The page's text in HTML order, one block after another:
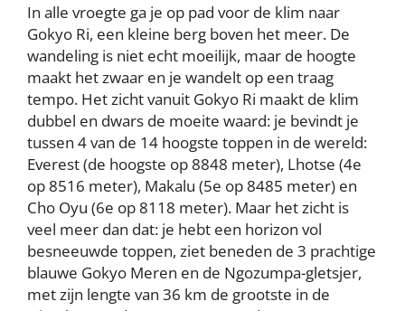
In alle vroegte ga je op pad voor de klim naar
Gokyo Ri, een kleine berg boven het meer. De
wandeling is niet echt moeilijk, maar de hoogte
maakt het zwaar en je wandelt op een traag
tempo. Het zicht vanuit Gokyo Ri maakt de klim
dubbel en dwars de moeite waard: je bevindt je
tussen 4 van de 14 hoogste toppen in de wereld:
Everest (de hoogste op 8848 meter), Lhotse (4e
op 8516 meter), Makalu (5e op 8485 meter) en
Cho Oyu (6e op 8118 meter). Maar het zicht is
veel meer dan dat: je hebt een horizon vol
besneeuwde toppen, ziet beneden de 3 prachtige
blauwe Gokyo Meren en de Ngozumpa-gletsjer,
met zijn lengte van 36 km de grootste in de